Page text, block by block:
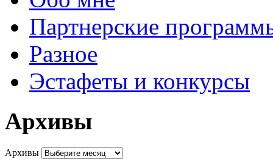
Партнерские
Разное
Эстафеты и конкурсы
Архивы
Архивы